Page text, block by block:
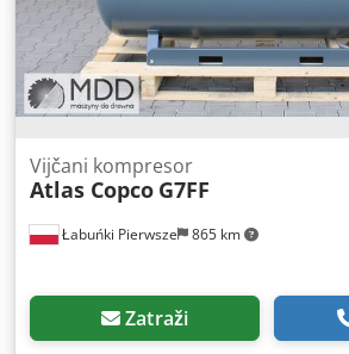
Łabuńki Pierwsze 865 km
Vijčani kompresor
Atlas Copco G7FF
Zatraži